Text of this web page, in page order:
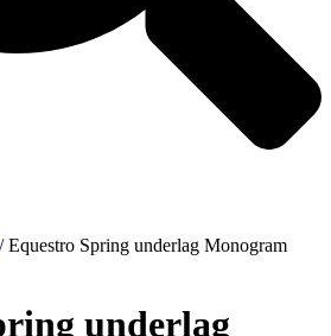
/ Equestro Spring underlag Monogram
underlag